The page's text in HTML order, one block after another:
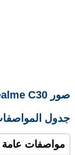
صور Realme C30
جدول
مواصفات عامة